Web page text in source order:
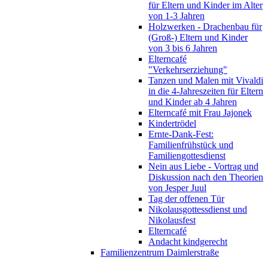
für Eltern und Kinder im Alter
von 1-3 Jahren
Holzwerken - Drachenbau für
(Groß-) Eltern und Kinder
von 3 bis 6 Jahren
Elterncafé
"Verkehrserziehung"
Tanzen und Malen mit Vivaldi
in die 4-Jahreszeiten für Eltern
und Kinder ab 4 Jahren
Elterncafé mit Frau Jajonek
Kindertrödel
Ernte-Dank-Fest:
Familienfrühstück und
Familiengottesdienst
Nein aus Liebe - Vortrag und
Diskussion nach den Theorien
von Jesper Juul
Tag der offenen Tür
Nikolausgottessdienst und
Nikolausfest
Elterncafé
Andacht kindgerecht
Familienzentrum Daimlerstraße